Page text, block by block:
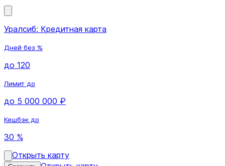
Уралсиб: Кредитная карта
Дней без %
до 120
Лимит до
до 5 000 000 ₽
Кешбэк до
30 %
Открыть карту